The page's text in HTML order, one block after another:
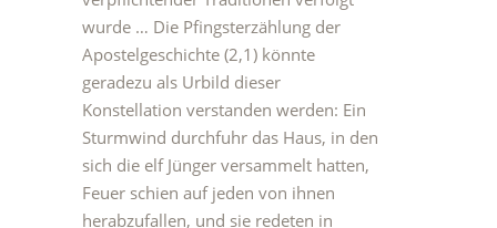
wurde … Die Pfingsterzählung der
Apostelgeschichte (2,1) könnte
geradezu als Urbild dieser
Konstellation verstanden werden: Ein
Sturmwind durchfuhr das Haus, in den
sich die elf Jünger versammelt hatten,
Feuer schien auf jeden von ihnen
herabzufallen, und sie redeten in